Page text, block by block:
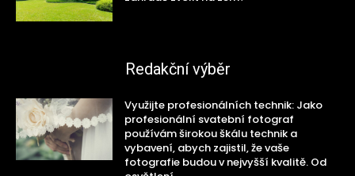
Redakční výběr
Využijte profesionálních technik: Jako
profesionální svatební fotograf
používám širokou škálu technik a
vybavení, abych zajistil, že vaše
fotografie budou v nejvyšší kvalitě. Od